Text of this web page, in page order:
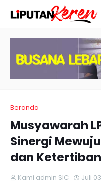
Beranda
Musyawarah
Sinergi
dan Ketertiban
Kami admin SIC Juli